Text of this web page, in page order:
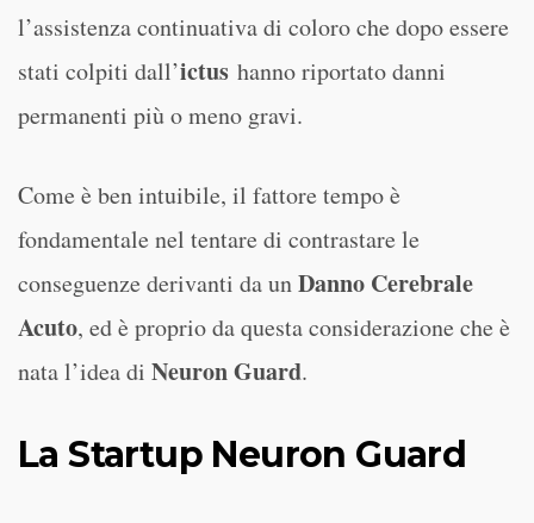
l’assistenza continuativa di coloro che dopo essere
stati colpiti dall’ictus hanno riportato danni
permanenti più o meno gravi.
Come è ben intuibile, il fattore tempo è
fondamentale nel tentare di contrastare le
conseguenze derivanti da unDanno Cerebrale
Acuto, ed è proprio da questa considerazione che è
nata l’idea di Neuron Guard.
La Startup Neuron Guard